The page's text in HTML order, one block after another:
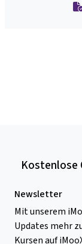
Kostenlose
Newsletter
Mit unserem
Updates mehr
Kursen auf